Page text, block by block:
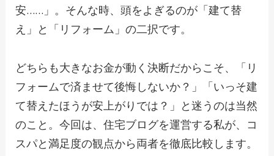
安……」。そんな時、頭をよぎるのが「建て替
え」と「リフォーム」の二択です。
どちらも大きなお金が動く決断だからこそ、「リ
フォームで済ませて後悔しないか？」「いっそ建
て替えたほうが安上がりでは？」と迷うのは当然
のこと。今回は、住宅ブログを運営する私が、コ
スパと満足度の観点から両者を徹底比較します。